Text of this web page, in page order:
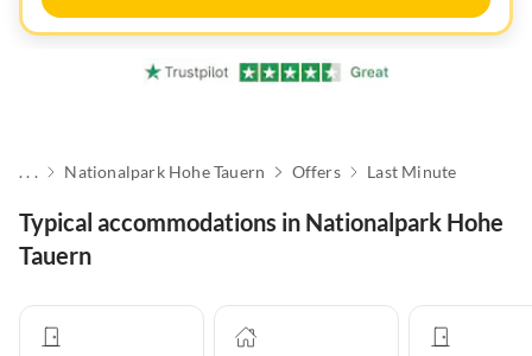
. . . Nationalpark Hohe Tauern Offers Last Minute
Typical accommodations in Nationalpark Hohe
Tauern